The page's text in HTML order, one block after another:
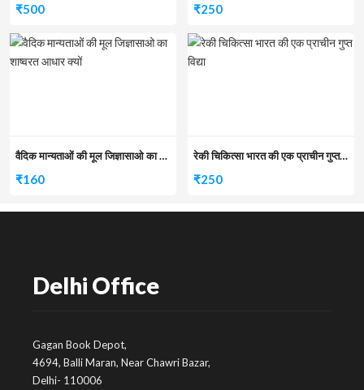
₹500 ₹250
वैदिक मान्यताओं की मूल जिज्ञासाओ का शाष्वरत आधार क्यों
₹160
रेकी चिकित्सा भारत की एक प्राचीन गुप्त विद्या
₹250
Delhi Office
Gagan Book Depot,
4694, Balli Maran, Near Chawri Bazar,
Delhi- 110006